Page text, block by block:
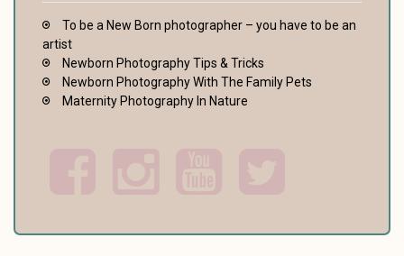
To be a New Born photographer – you have to be an
artist
Newborn Photography Tips & Tricks
Newborn Photography With The Family Pets
Maternity Photography In Nature